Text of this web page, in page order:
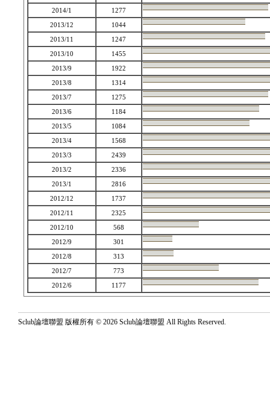
2014/1
1277
2013/12
1044
2013/11
1247
2013/10
1455
2013/9
1922
2013/8
1314
2013/7
1275
2013/6
1184
2013/5
1084
2013/4
1568
2013/3
2439
2013/2
2336
2013/1
2816
2012/12
1737
2012/11
2325
2012/10
568
2012/9
301
2012/8
313
2012/7
773
2012/6
1177
Sclub論壇聯盟 版權所有 © 2026 Sclub論壇聯盟 All Rights Reserved.